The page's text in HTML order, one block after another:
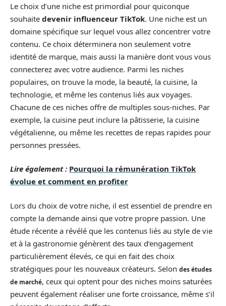
Le choix d’une niche est primordial pour quiconque
souhaite devenir influenceur TikTok. Une niche est un
domaine spécifique sur lequel vous allez concentrer votre
contenu. Ce choix déterminera non seulement votre
identité de marque, mais aussi la manière dont vous vous
connecterez avec votre audience. Parmi les niches
populaires, on trouve la mode, la beauté, la cuisine, la
technologie, et même les contenus liés aux voyages.
Chacune de ces niches offre de multiples sous-niches. Par
exemple, la cuisine peut inclure la pâtisserie, la cuisine
végétalienne, ou même les recettes de repas rapides pour
personnes pressées.
Lire également : Pourquoi la rémunération TikTok
évolue et comment en profiter
Lors du choix de votre niche, il est essentiel de prendre en
compte la demande ainsi que votre propre passion. Une
étude récente a révélé que les contenus liés au style de vie
et à la gastronomie génèrent des taux d’engagement
particulièrement élevés, ce qui en fait des choix
stratégiques pour les nouveaux créateurs. Selon des études
de marché, ceux qui optent pour des niches moins saturées
peuvent également réaliser une forte croissance, même s’il